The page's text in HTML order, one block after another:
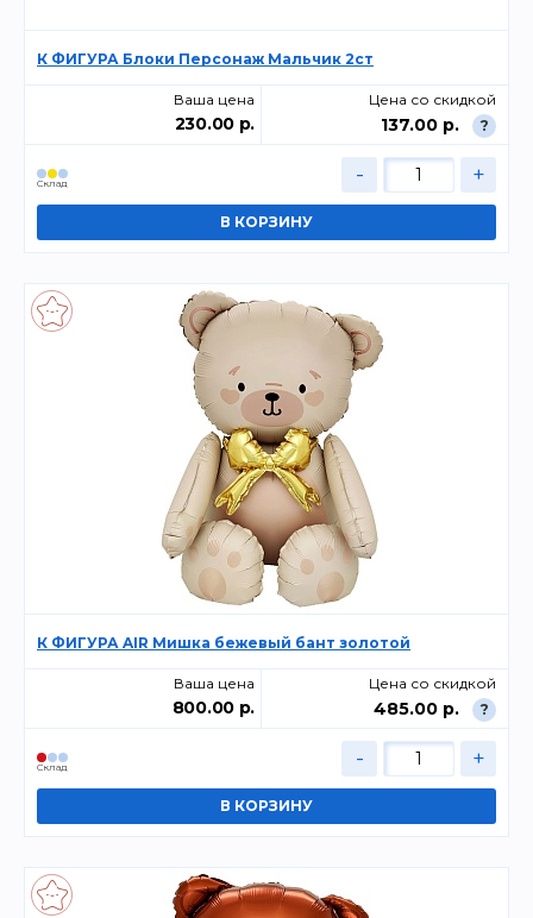
К ФИГУРА Блоки Персонаж Мальчик 2ст
Ваша цена
230.00 р.
Цена со скидкой
137.00 р. ?
Склад - +
К ФИГУРА AIR Мишка бежевый бант золотой
Ваша цена
800.00 р.
Цена со скидкой
485.00 р. ?
Склад - +